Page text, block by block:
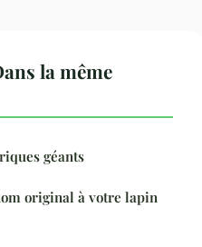
la même
géants
original à votre lapin